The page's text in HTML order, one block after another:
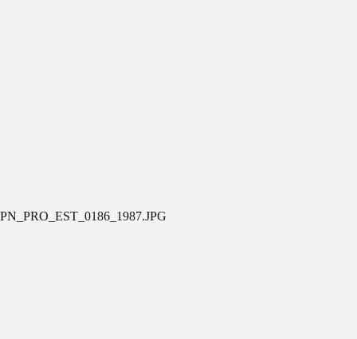
PN_PRO_EST_0186_1987.JPG